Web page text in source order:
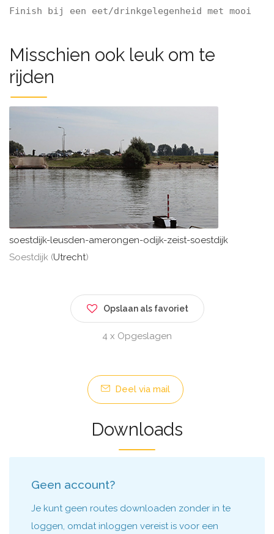
Finish bij een eet/drinkgelegenheid met mooi
Misschien ook leuk om te
rijden
soestdijk-leusden-amerongen-odijk-zeist-soestdijk
Soestdijk (Utrecht)
Opslaan als favoriet
4 x Opgeslagen
Deel via mail
Downloads
Geen account?
Je kunt geen routes downloaden zonder in te
loggen, omdat inloggen vereist is voor een